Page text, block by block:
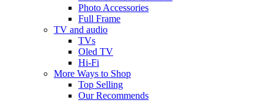
Photo Accessories
Full Frame
TV and audio
TVs
Oled TV
Hi-Fi
More Ways to Shop
Top Selling
Our Recommends